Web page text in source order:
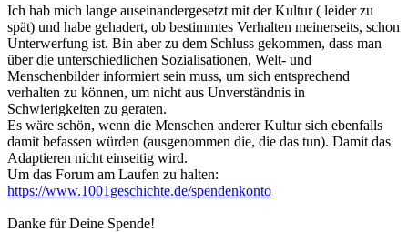
Ich hab mich lange auseinandergesetzt mit der Kultur ( leider zu
spät) und habe gehadert, ob bestimmtes Verhalten meinerseits, schon
Unterwerfung ist. Bin aber zu dem Schluss gekommen, dass man
über die unterschiedlichen Sozialisationen, Welt- und
Menschenbilder informiert sein muss, um sich entsprechend
verhalten zu können, um nicht aus Unverständnis in
Schwierigkeiten zu geraten.
Es wäre schön, wenn die Menschen anderer Kultur sich ebenfalls
damit befassen würden (ausgenommen die, die das tun). Damit das
Adaptieren nicht einseitig wird.
Um das Forum am Laufen zu halten:
https://www.1001geschichte.de/spendenkonto
Danke für Deine Spende!